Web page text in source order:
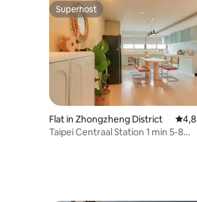
Superhost
Superhost
Flat in Zhongzheng District
Taipei Centraal Station 1 min 5-8